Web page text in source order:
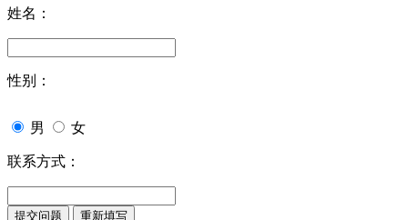
姓名：
性别：
男 女
联系方式：